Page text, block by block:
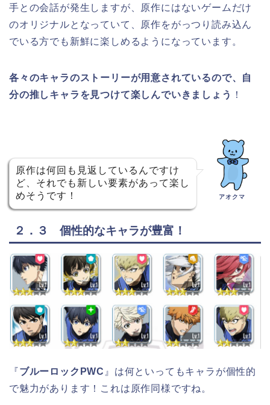
手との会話が発生しますが、原作にはないゲームだけ
のオリジナルとなっていて、原作をがっつり読み込ん
でいる方でも新鮮に楽しめるようになっています。
各々のキャラのストーリーが用意されているので、自
分の推しキャラを見つけて楽しんでいきましょう
！
原作は何回も見返しているんですけ
ど、それでも新しい要素があって楽し
めそうです！
アオクマ
２．３ 個性的なキャラが豊富！
『ブルーロックPWC 』は何といってもキャラが個性的
で魅力があります！これは原作同様ですね。